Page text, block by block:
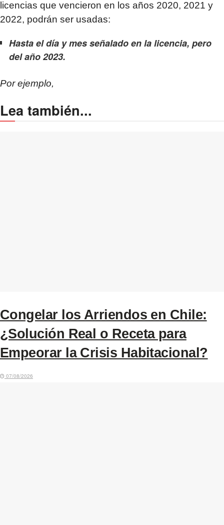
licencias que vencieron en los años 2020, 2021 y
2022, podrán ser usadas:
Hasta el día y mes señalado en la licencia, pero
del año 2023.
Por ejemplo,
Lea también...
Congelar los Arriendos en Chile:
¿Solución Real o Receta para
Empeorar la Crisis Habitacional?
07/08/2026